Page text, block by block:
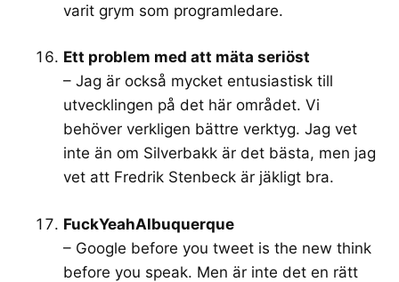
varit grym som programledare.
Ett problem med att mäta seriöst
– Jag är också mycket entusiastisk till
utvecklingen på det här området. Vi
behöver verkligen bättre verktyg. Jag vet
inte än om Silverbakk är det bästa, men jag
vet att Fredrik Stenbeck är jäkligt bra.
FuckYeahAlbuquerque
– Google before you tweet is the new think
before you speak. Men är inte det en rätt